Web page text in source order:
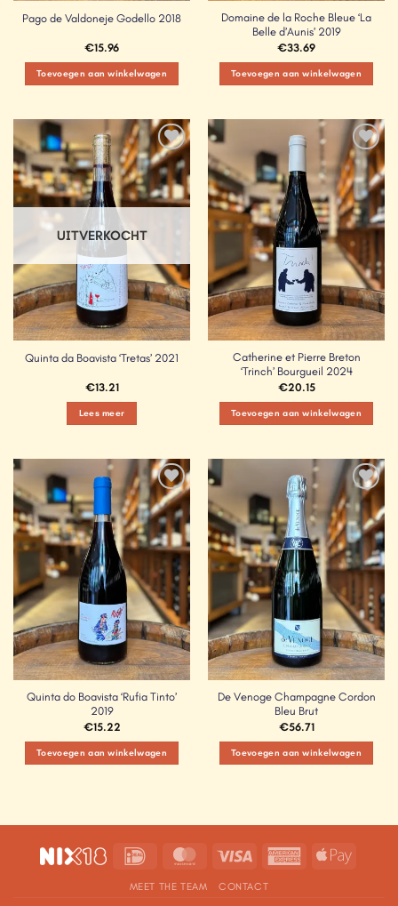
Pago de Valdoneje Godello 2018
€15.96
Toevoegen aan winkelwagen
Domaine de la Roche Bleue ‘La
Belle d’Aunis’ 2019
€33.69
Toevoegen aan winkelwagen
Add to
Wishlist
UITVERKOCHT
Quinta da Boavista ‘Tretas’ 2021
€13.21
Lees meer
Add to
Wishlist
Catherine et Pierre Breton
‘Trinch’ Bourgueil 2024
€20.15
Toevoegen aan winkelwagen
Add to
Wishlist
Quinta do Boavista ‘Rufia Tinto’
2019
€15.22
Toevoegen aan winkelwagen
Add to
Wishlist
De Venoge Champagne Cordon
Bleu Brut
€56.71
Toevoegen aan winkelwagen
IDeal MasterCardVisa
AmericanApple
MEET THE TEAM CONTACT